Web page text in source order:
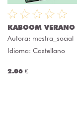
KABOOM VERANO
Autora: mestra_social
Idioma: Castellano
2.06 €